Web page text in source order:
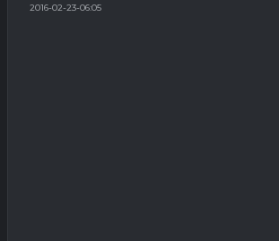
2016-02-23-06:05